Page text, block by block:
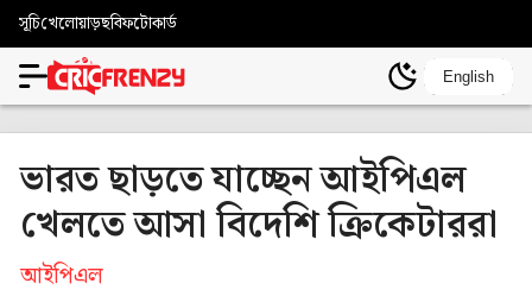
সূচিখেলোয়াড়ছবিফটোকার্ড
English
ভারত ছাড়তে যাচ্ছেন আইপিএল
খেলতে আসা বিদেশি ক্রিকেটাররা
আইপিএল